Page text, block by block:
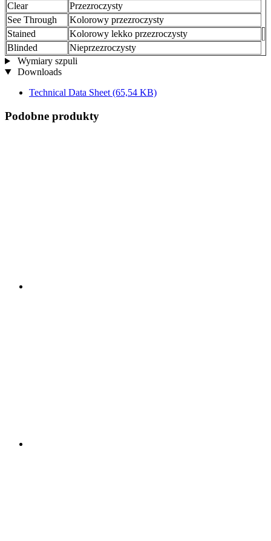
Clear
Przezroczysty
See Through
Kolorowy przezroczysty
Stained
Kolorowy lekko przezroczysty
Blinded
Nieprzezroczysty
Wymiary szpuli
Downloads
Technical Data Sheet (65,54 KB)
Podobne produkty